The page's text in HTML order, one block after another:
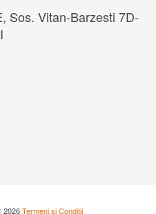
Sos. Vitan-Barzesti 7D-
2026Termeni si Conditii